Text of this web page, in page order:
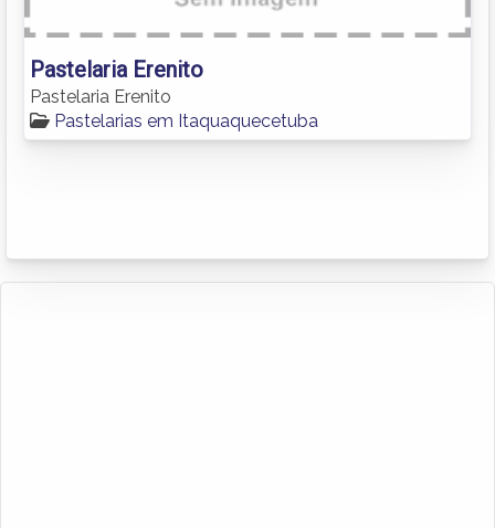
Pastelaria Erenito
Pastelaria Erenito
Pastelarias em Itaquaquecetuba